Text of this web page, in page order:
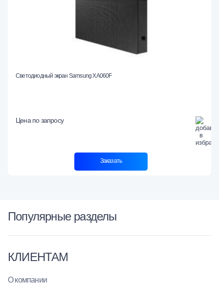
Светодиодный экран Samsung XA060F
Цена по запросу
Заказать
Популярные разделы
КЛИЕНТАМ
О компании